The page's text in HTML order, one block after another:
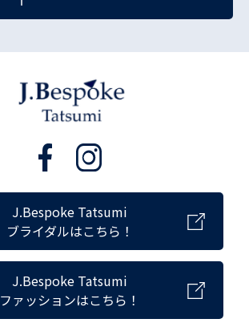
J.Bespoke Tatsumi
ブライダルはこちら！
J.Bespoke Tatsumi
ファッションはこちら！